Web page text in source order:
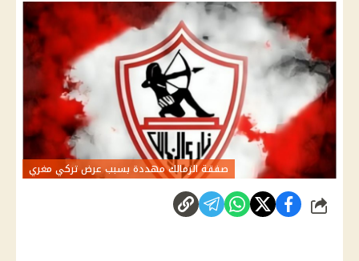
صفقة الزمالك مهددة بسبب عرض تركي مغري
شارك